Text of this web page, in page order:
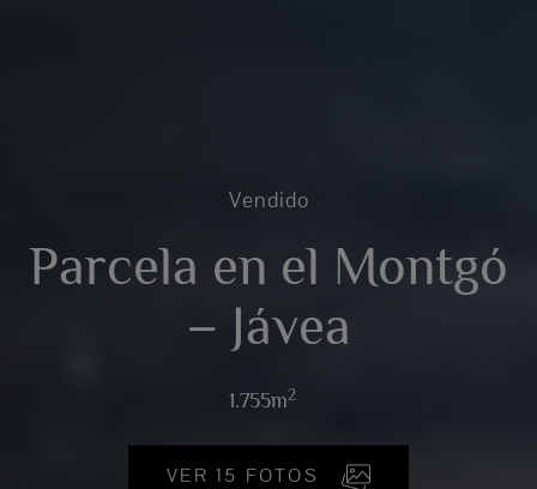
Vendido
Parcela en el Montgó
– Jávea
1.755m2
VER 15 FOTOS